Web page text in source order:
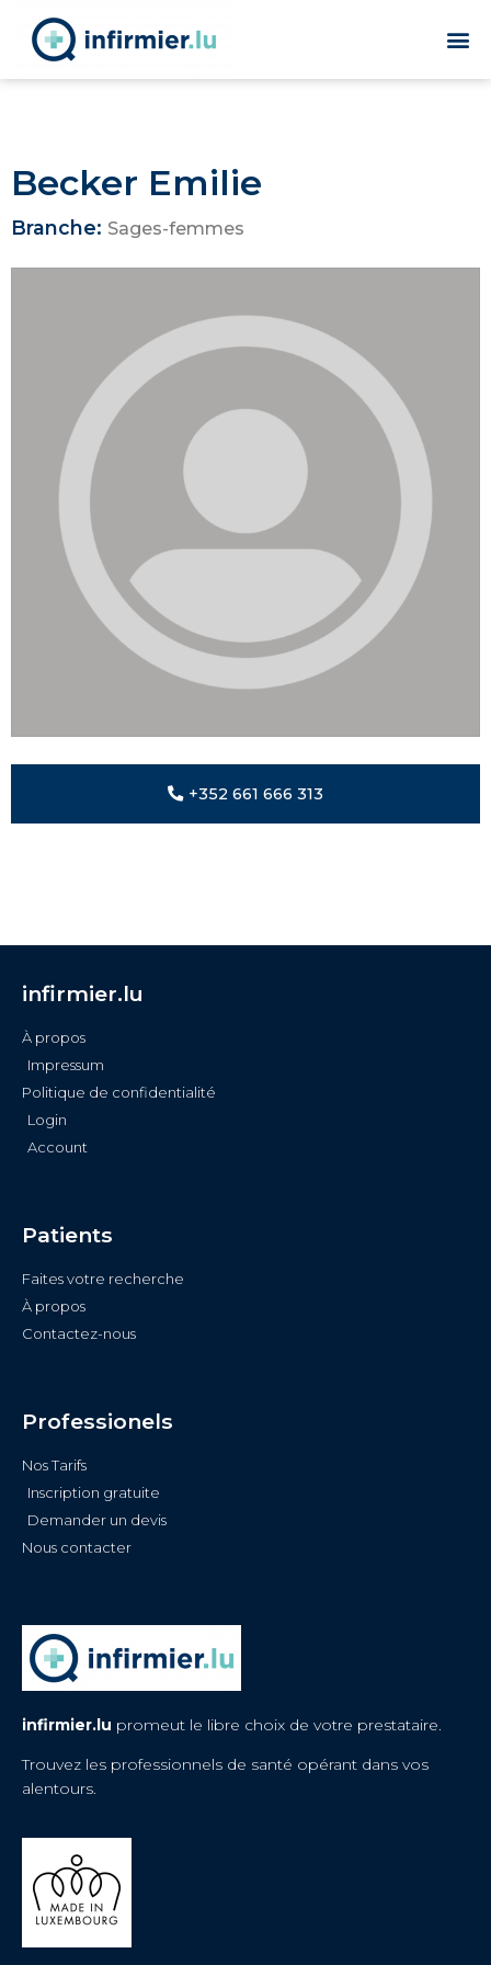
Becker Emilie
Branche: Sages-femmes
+352 661 666 313
infirmier.lu
À propos
Impressum
Politique de confidentialité
Login
Account
Patients
Faites votre recherche
À propos
Contactez-nous
Professionels
Nos Tarifs
Inscription gratuite
Demander un devis
Nous contacter
infirmier.lu promeut le libre choix de votre prestataire.
Trouvez les professionnels de santé opérant dans vos
alentours.